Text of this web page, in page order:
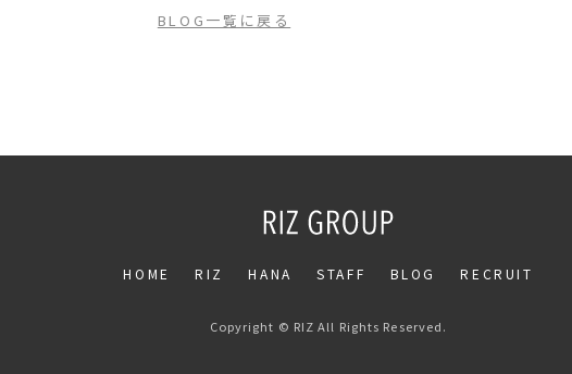
BLOG一覧に戻る
HOME RIZ HANA STAFF BLOG RECRUIT
Copyright © RIZ All Rights Reserved.